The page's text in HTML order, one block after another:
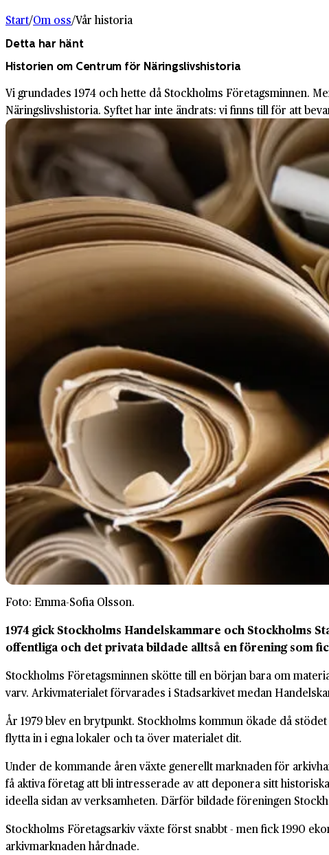
Start/Om oss/Vår historia
Detta har hänt
Historien om Centrum för Näringslivshistoria
Vi grundades 1974 och hette då Stockholms Företagsminnen.
Näringslivshistoria. Syftet har inte ändrats: vi finns till för att
Foto: Emma-Sofia Olsson.
1974 gick Stockholms Handelskammare och Stockholms
offentliga och det privata bildade alltså en förening som
Stockholms Företagsminnen skötte till en början bara om
varv. Arkivmaterialet förvarades i Stadsarkivet medan
År 1979 blev en brytpunkt. Stockholms kommun ökade då
flytta in i egna lokaler och ta över materialet dit.
Under de kommande åren växte generellt marknaden för
få aktiva företag att bli intresserade av att deponera sitt
ideella sidan av verksamheten. Därför bildade föreningen
Stockholms Företagsarkiv växte först snabbt - men fick 1990
arkivmarknaden hårdnade.